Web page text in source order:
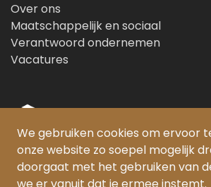
Over ons
Maatschappelijk en sociaal
Verantwoord ondernemen
Vacatures
© Copyright 2026 Frank Treuren B.V.
We gebruiken cookies om ervoor
onze website zo soepel mogelijk
doorgaat met het gebruiken van